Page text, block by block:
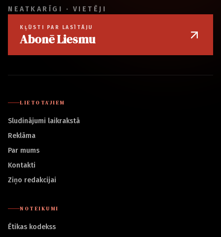
NEATKARĪGI · VIETĒJI
KĻŪSTI PAR LASĪTĀJU
Abonē Liesmu
LIETOTĀJIEM
Sludinājumi laikrakstā
Reklāma
Par mums
Kontakti
Ziņo redakcijai
NOTEIKUMI
Ētikas kodekss